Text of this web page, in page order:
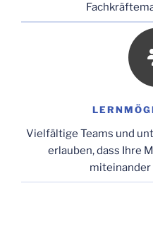
Vielfältige Teams und
erlauben, dass Ihre
miteinander